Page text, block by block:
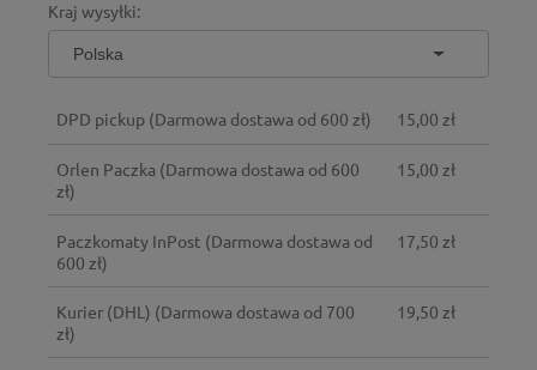
KOSZTÓW PŁATNOŚCI
Kraj wysyłki:
DPD pickup (Darmowa dostawa od 600 zł) 15,00 zł
Orlen Paczka (Darmowa dostawa od 600
zł)
15,00 zł
Paczkomaty InPost (Darmowa dostawa od
600 zł)
17,50 zł
Kurier (DHL) (Darmowa dostawa od 700
zł)
19,50 zł